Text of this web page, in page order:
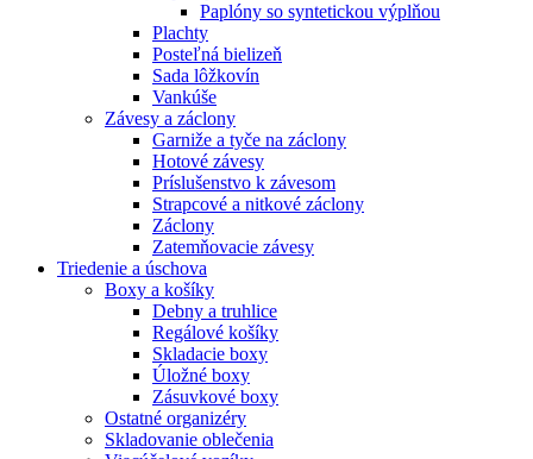
Paplóny so syntetickou výplňou
Plachty
Posteľná bielizeň
Sada lôžkovín
Vankúše
Závesy a záclony
Garniže a tyče na záclony
Hotové závesy
Príslušenstvo k závesom
Strapcové a nitkové záclony
Záclony
Zatemňovacie závesy
Triedenie a úschova
Boxy a košíky
Debny a truhlice
Regálové košíky
Skladacie boxy
Úložné boxy
Zásuvkové boxy
Ostatné organizéry
Skladovanie oblečenia